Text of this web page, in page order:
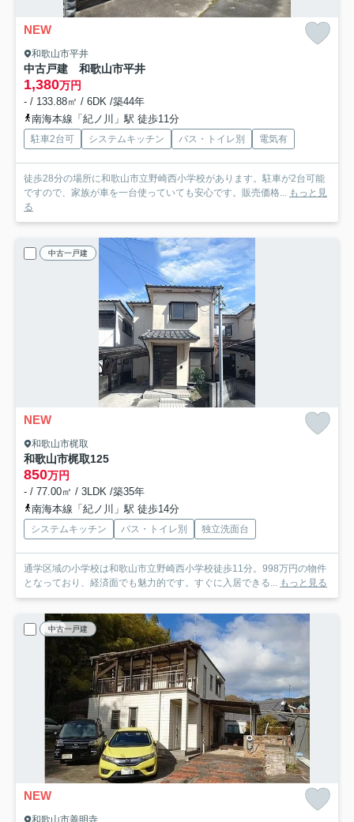
NEW
和歌山市平井
中古戸建 和歌山市平井
1,380万円
- / 133.88㎡ / 6DK /築44年
南海本線「紀ノ川」駅 徒歩11分
駐車2台可 システムキッチン バス・トイレ別 電気有
徒歩28分の場所に和歌山市立野崎西小学校があります。駐車が2台可能
ですので、家族が車を一台使っていても安心です。販売価格... もっと見
る
中古一戸建
NEW
和歌山市梶取
和歌山市梶取125
850万円
- / 77.00㎡ / 3LDK /築35年
南海本線「紀ノ川」駅 徒歩14分
システムキッチン バス・トイレ別 独立洗面台
通学区域の小学校は和歌山市立野崎西小学校徒歩11分。998万円の物件
となっており、経済面でも魅力的です。すぐに入居できる... もっと見る
中古一戸建
NEW